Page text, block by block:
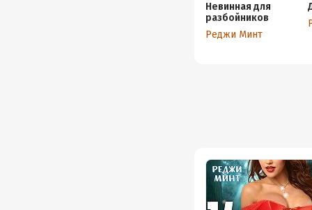
Невинная для
разбойников
Реджи Минт